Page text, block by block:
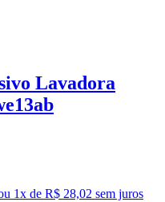
Lavadora
1x de R$ 28,02 sem juros